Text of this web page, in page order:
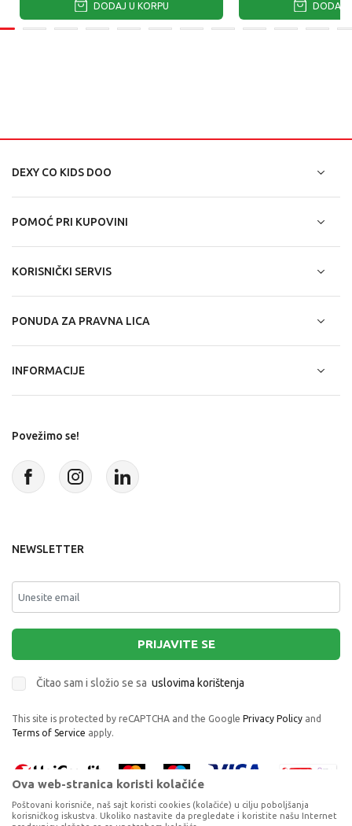
DODAJ U KORPU DODAJ
DEXY CO KIDS DOO
POMOĆ PRI KUPOVINI
KORISNIČKI SERVIS
PONUDA ZA PRAVNA LICA
INFORMACIJE
Povežimo se!
NEWSLETTER
PRIJAVITE SE
Čitao sam i složio se sa uslovima korištenja
This site is protected by reCAPTCHA and the Google Privacy Policy and
Terms of Service apply.
Ova web-stranica koristi kolačiće
Poštovani korisniče, naš sajt koristi cookies (kolačiće) u cilju poboljšanja
korisničkog iskustva. Ukoliko nastavite da pregledate i koristite našu Internet